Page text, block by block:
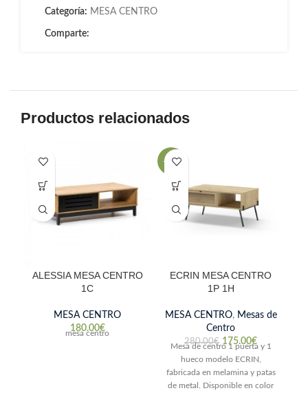
Categoría: MESA CENTRO
Comparte:
Productos relacionados
ALESSIA MESA CENTRO
1C
MESA CENTRO
180.00€
mesa centro
-38%
ECRIN MESA CENTRO
1P 1H
MESA CENTRO, Mesas de
Centro
280.00€ 175.00€
Mesa de centro 1 puerta y 1
hueco modelo ECRIN,
fabricada en melamina y patas
de metal. Disponible en color